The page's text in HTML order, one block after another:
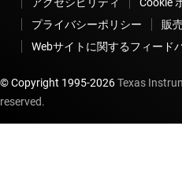
プライバシーポリシー
販
Webサイトに関するフィード
© Copyright 1995-2026Texas
reserved.